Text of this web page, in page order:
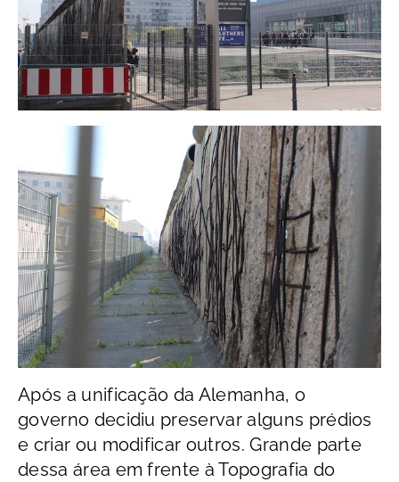
Após a unificação da Alemanha, o
governo decidiu preservar alguns prédios
e criar ou modificar outros. Grande parte
dessa área em frente à Topografia do